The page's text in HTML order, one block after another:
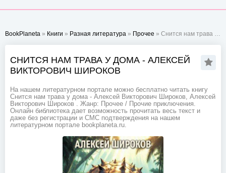
BookPlaneta » Книги » Разная литература » Прочее » Снится нам трава у дома - Алексей Викторович Широков
СНИТСЯ НАМ ТРАВА У ДОМА - АЛЕКСЕЙ
ВИКТОРОВИЧ ШИРОКОВ
На нашем литературном портале можно бесплатно читать книгу
Снится нам трава у дома - Алексей Викторович Широков, Алексей
Викторович Широков . Жанр: Прочее / Прочие приключения.
Онлайн библиотека дает возможность прочитать весь текст и
даже без регистрации и СМС подтверждения на нашем
литературном портале bookplaneta.ru.